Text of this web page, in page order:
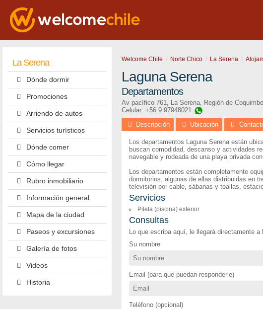
La Serena
Dónde dormir
Promociones
Arriendo de autos
Servicios turísticos
Dónde comer
Cómo llegar
Rubro inmobiliario
Información general
Mapa de la ciudad
Paseos y excursiones
Galería de fotos
Videos
Historia
Welcome Chile Norte Chico La Serena
Laguna Serena
Departamentos
Av pacífico 761, La Serena, Región de Coquimbo
Celular: +56 9 97948021
Descripción
Ubicación
Los departamentos Laguna Serena están
buscan comodidad, descanso y actividades
navegable y rodeada de una playa privada
Los departamentos están completamente
dormitorios, algunas de ellas distribuidas en
televisión por cable, sábanas y toallas,
Servicios
Pileta (piscina) exterior
Consultas
Lo que escriba aquí, le llegará directamente a
Su nombre
Email (para que puedan responderle)
Teléfono (opcional)